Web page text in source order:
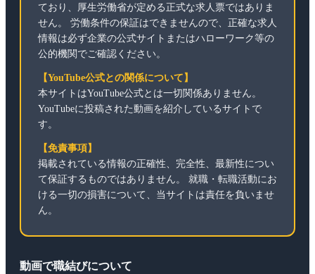
ており、厚生労働省が定める正式な求人票ではありま
せん。 労働条件の保証はできませんので、正確な求人
情報は必ず企業の公式サイトまたはハローワーク等の
公的機関でご確認ください。
【YouTube公式との関係について】
本サイトはYouTube公式とは一切関係ありません。
YouTubeに投稿された動画を紹介しているサイトで
す。
【免責事項】
掲載されている情報の正確性、完全性、最新性につい
て保証するものではありません。 就職・転職活動にお
ける一切の損害について、当サイトは責任を負いませ
ん。
動画で職結びについて